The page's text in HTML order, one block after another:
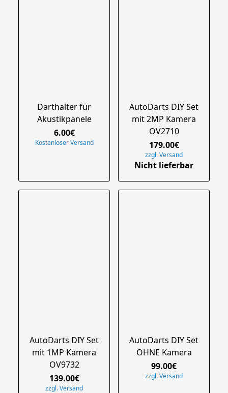
Darthalter für
Akustikpanele
6.00€
Kostenloser Versand
AutoDarts DIY Set
mit 2MP Kamera
OV2710
179.00€
zzgl. Versand
Nicht lieferbar
AutoDarts DIY Set
mit 1MP Kamera
OV9732
139.00€
zzgl. Versand
AutoDarts DIY Set
OHNE Kamera
99.00€
zzgl. Versand